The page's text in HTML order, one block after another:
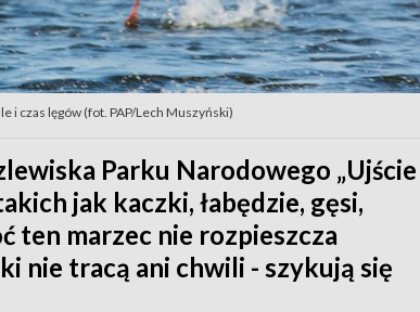
i czas lęgów (fot. PAP/Lech Muszyński)
Parku Narodowego „Ujście
jak kaczki, łabędzie, gęsi,
ten marzec nie rozpieszcza
nie tracą ani chwili - szykują się